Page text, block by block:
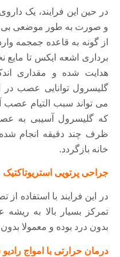
در حین این فرایند، یک
و صورت به طور موضعی
از گونه به قاعده جمجمه
برداری اشعه ایکس تا
هدایت شده و مقداری
گلیسرول توانایی عصب در
می تواند سبب التیام
که گلیسرول آسیبی به
ظرف چند دقیقه انجام
خانه بازگردد.
جراحی پرتویی استریوتاکتیک
در این فرایند با استفاده از
تمرکز بسیار بالا به ریشه
بدون درد بوده و معمولا
درمان حرارتی با امواج